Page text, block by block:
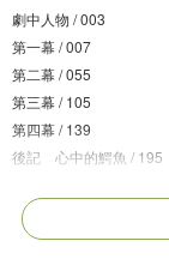
劇中人物 / 003
第一幕 / 007
第二幕 / 055
第三幕 / 105
第四幕 / 139
後記 心中的鰐魚 / 195